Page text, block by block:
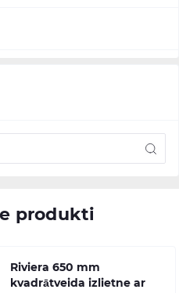
produkti
Riviera 650 mm
kvadrātveida izlietne ar